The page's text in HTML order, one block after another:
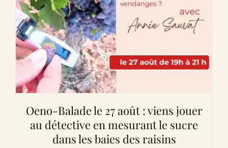
Oeno-Balade le 27 août : viens jouer
au détective en mesurant le sucre
dans les baies des raisins